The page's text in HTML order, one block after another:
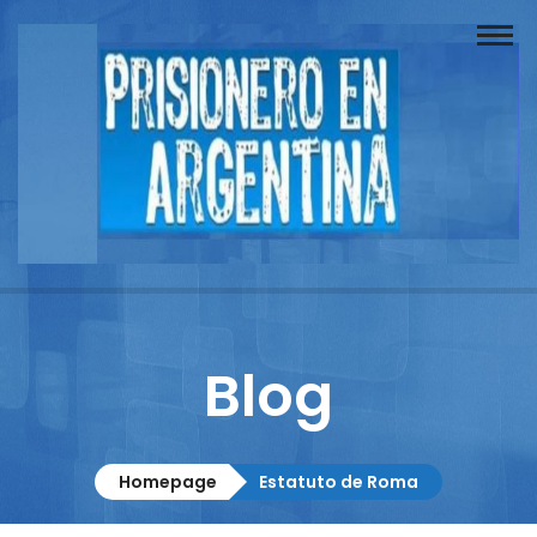
Buscador
Documentos
Columnistas
Contacto
Blog
Homepage Estatuto de Roma